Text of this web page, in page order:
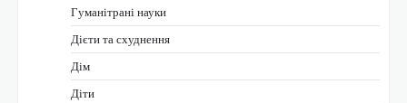
Гуманітрані науки
Дієти та схуднення
Дім
Діти